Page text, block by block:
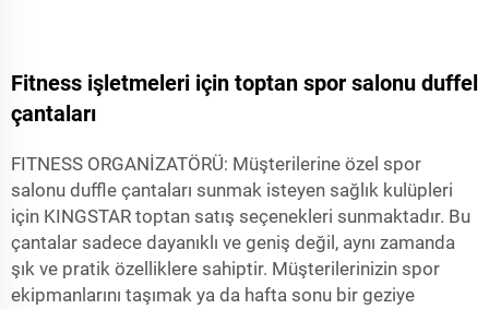
Fitness işletmeleri için toptan spor salonu duffel
çantaları
FITNESS ORGANİZATÖRÜ: Müşterilerine özel spor
salonu duffle çantaları sunmak isteyen sağlık kulüpleri
için KINGSTAR toptan satış seçenekleri sunmaktadır. Bu
çantalar sadece dayanıklı ve geniş değil, aynı zamanda
şık ve pratik özelliklere sahiptir. Müşterilerinizin spor
ekipmanlarını taşımak ya da hafta sonu bir geziye